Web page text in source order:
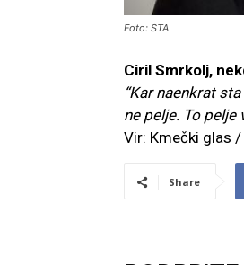
Foto: STA
Ciril Smrkolj,
“Kar naenkrat
ne pelje. To
Vir: Kmečki glas
Share